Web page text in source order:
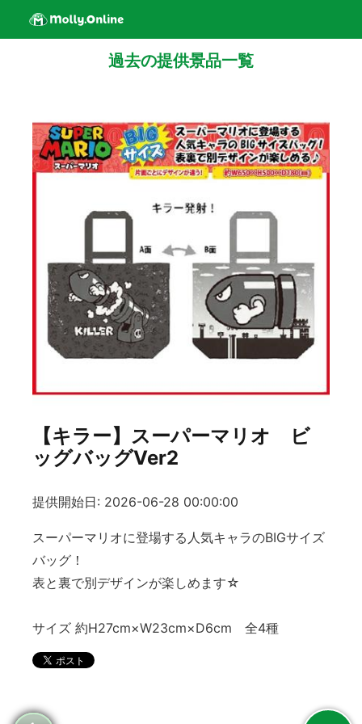
過去の提供景品一覧
【キラー】スーパーマリオ ビ
ッグバッグVer2
提供開始日: 2026-06-28 00:00:00
スーパーマリオに登場する人気キャラのBIGサイズ
バッグ！
表と裏で別デザインが楽しめます☆
サイズ 約H27cm×W23cm×D6cm 全4種